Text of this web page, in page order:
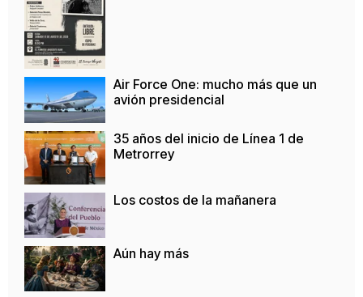
Air Force One: mucho más que un
avión presidencial
35 años del inicio de Línea 1 de
Metrorrey
Los costos de la mañanera
Aún hay más